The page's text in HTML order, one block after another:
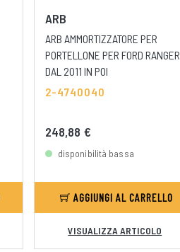
ARB
ARB AMMORTIZZATORE PER
PORTELLONE PER FORD RANGER
DAL 2011 IN POI
2-4740040
248,88 €
disponibilità bassa
AGGIUNGI AL CARRELLO
VISUALIZZA ARTICOLO